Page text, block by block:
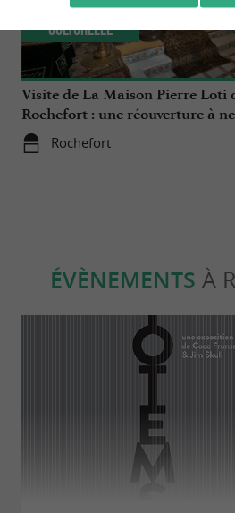
Visite de La Maison Pierre Loti
Rochefort : une réouverture à
manquer
Rochefort
Culturelle
ÉVÈNEMENTS À